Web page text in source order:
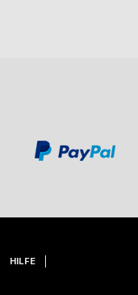
HILFE